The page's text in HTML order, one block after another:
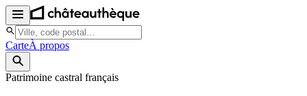
CarteÀ propos
Patrimoine castral français